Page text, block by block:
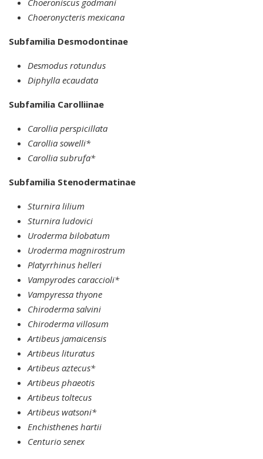
Choeroniscus godmani
Choeronycteris mexicana
Subfamilia Desmodontinae
Desmodus rotundus
Diphylla ecaudata
Subfamilia Carolliinae
Carollia perspicillata
Carollia sowelli*
Carollia subrufa*
Subfamilia Stenodermatinae
Sturnira lilium
Sturnira ludovici
Uroderma bilobatum
Uroderma magnirostrum
Platyrrhinus helleri
Vampyrodes caraccioli*
Vampyressa thyone
Chiroderma salvini
Chiroderma villosum
Artibeus jamaicensis
Artibeus lituratus
Artibeus aztecus*
Artibeus phaeotis
Artibeus toltecus
Artibeus watsoni*
Enchisthenes hartii
Centurio senex